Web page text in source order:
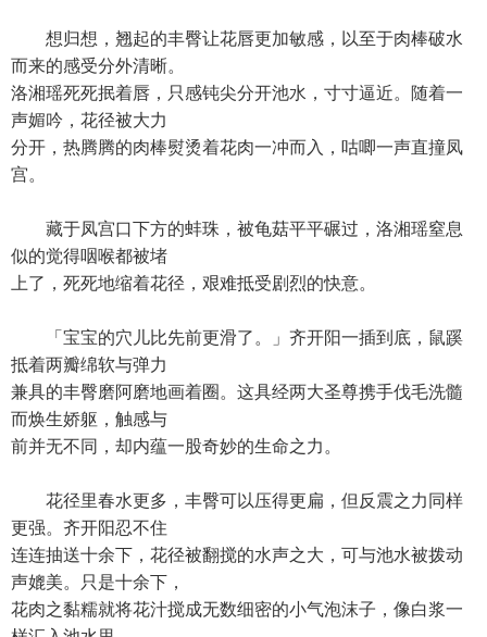
想归想，翘起的丰臀让花唇更加敏感，以至于肉棒破水
而来的感受分外清晰。
洛湘瑶死死抿着唇，只感钝尖分开池水，寸寸逼近。随着一
声媚吟，花径被大力
分开，热腾腾的肉棒熨烫着花肉一冲而入，咕唧一声直撞凤
宫。
藏于凤宫口下方的蚌珠，被龟菇平平碾过，洛湘瑶窒息
似的觉得咽喉都被堵
上了，死死地缩着花径，艰难抵受剧烈的快意。
「宝宝的穴儿比先前更滑了。」齐开阳一插到底，鼠蹊
抵着两瓣绵软与弹力
兼具的丰臀磨阿磨地画着圈。这具经两大圣尊携手伐毛洗髓
而焕生娇躯，触感与
前并无不同，却内蕴一股奇妙的生命之力。
花径里春水更多，丰臀可以压得更扁，但反震之力同样
更强。齐开阳忍不住
连连抽送十余下，花径被翻搅的水声之大，可与池水被拨动
声媲美。只是十余下，
花肉之黏糯就将花汁搅成无数细密的小气泡沫子，像白浆一